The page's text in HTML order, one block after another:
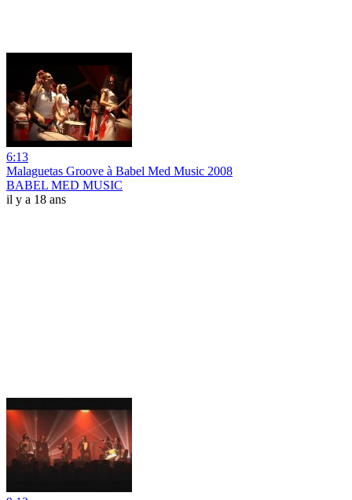
6:13
Malaguetas Groove à Babel Med Music 2008
BABEL MED MUSIC
il y a 18 ans